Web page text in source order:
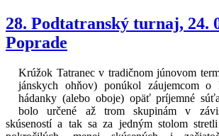
28. Podtatranský turnaj, 24.
Poprade
Krúžok Tatranec v tradičnom júnovom
jánskych ohňov) ponúkol záujemcom
hádanky (alebo oboje) opäť príjemné
bolo určené až trom skupinám v
skúseností a tak sa za jedným stolom